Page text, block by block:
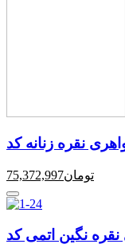
75,372,997تومان